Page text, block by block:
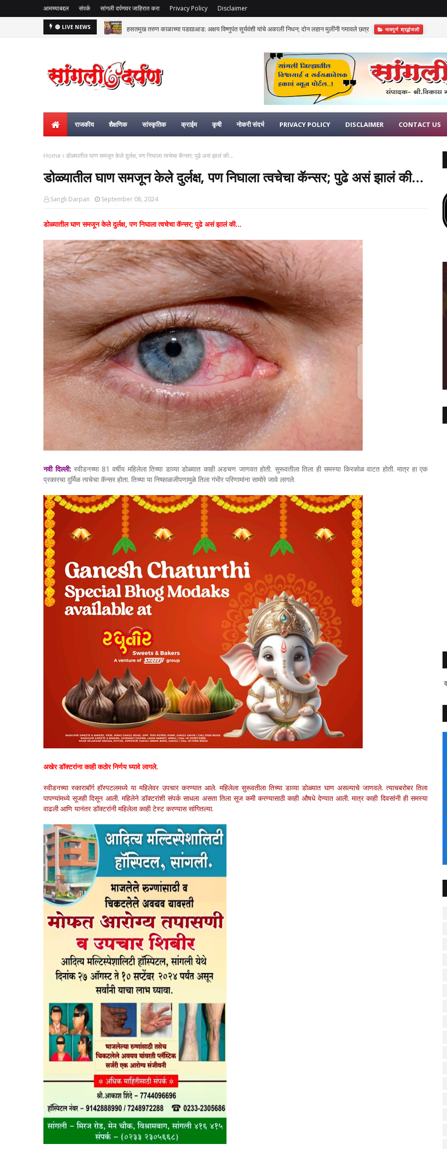
आमच्याबद्दल संपर्क सांगली दर्पणवर जाहिरात करा Privacy Policy Disclaimer
🔴 LIVE NEWS हसतमुख तरुण काळाच्या पडद्याआड: अक्षय विष्णुपंत सूर्यवंशी यांचे अकाली निधन; दोन लहान मुलींनी गमावले छत्र भावपूर्ण श्रद्धांजली
राजकीय शैक्षणिक सांस्कृतिक क्राईम कृषी नोकरी संदर्भ PRIVACY POLICY DISCLAIMER CONTACT US
Home डोळ्यातील घाण समजून केले दुर्लक्ष, पण निघाला त्वचेचा कॅन्सर; पुढे असं झालं की...
डोळ्यातील घाण समजून केले दुर्लक्ष, पण निघाला त्वचेचा कॅन्सर; पुढे असं झालं की...
Sangli Darpan September 08, 2024
डोळ्यातील घाण समजून केले दुर्लक्ष, पण निघाला त्वचेचा कॅन्सर; पुढे असं झालं की...
नवी दिल्ली: स्वीडनच्या 81 वर्षीय महिलेला तिच्या डाव्या डोळ्यात काही अडचण जाणवत होती. सुरूवतीला तिला ही समस्या किरकोळ वाटत होती. मात्र हा एक
प्रकारचा दुर्मिळ त्वचेचा कॅन्सर होता. तिच्या या निष्काळजीपणामुळे तिला गंभीर परिणामांना सामोरे जावे लागले.
अखेर डॉक्टरांना काही कठोर निर्णय घ्यावे लागले.
स्वीडनच्या स्काराबॉर्ग हॉस्पटलमध्ये या महिलेवर उपचार करण्यात आले. महिलेला सुरूवतीला तिच्या डाव्या डोळ्यात घाण असल्याचे जाणवले. त्याचबरोबर तिला
पापण्यांमध्ये सूजही दिसून आली. महिलेने डॉक्टरांशी संपर्क साधला असता तिला सूज कमी करण्यासाठी काही औषधे देण्यात आली. मात्र काही दिवसांनी ही समस्या
वाढली आणि यानंतर डॉक्टरांनी महिलेला काही टेस्ट करण्यास सांगितल्या.
" सांगली दर्पण न्यूज वर
+
°
C
+
+